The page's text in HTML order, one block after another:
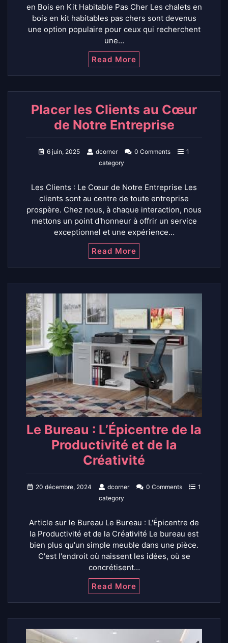
en Bois en Kit Habitable Pas Cher Les chalets en
bois en kit habitables pas chers sont devenus
une option populaire pour ceux qui recherchent
une…
Read More
Placer les Clients au Cœur
de Notre Entreprise
6 juin, 2025 dcorner 0 Comments
1
category
Les Clients : Le Cœur de Notre Entreprise Les
clients sont au centre de toute entreprise
prospère. Chez nous, à chaque interaction, nous
mettons un point d'honneur à offrir un service
exceptionnel et une expérience…
Read More
Le Bureau : L’Épicentre de la
Productivité et de la
Créativité
20 décembre, 2024 dcorner 0 Comments
1
category
Article sur le Bureau Le Bureau : L'Épicentre de
la Productivité et de la Créativité Le bureau est
bien plus qu'un simple meuble dans une pièce.
C'est l'endroit où naissent les idées, où se
concrétisent…
Read More